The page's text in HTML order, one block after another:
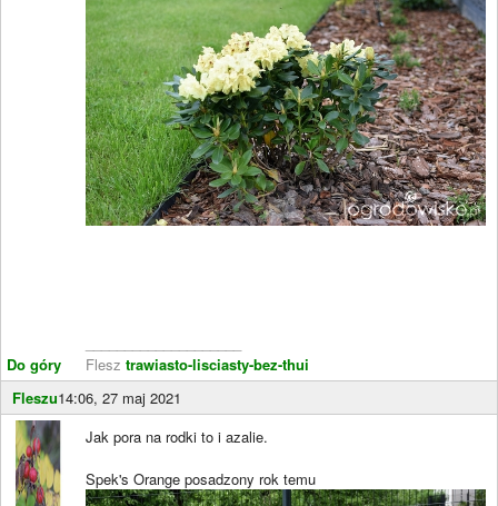
Do góry
Flesz trawiasto-lisciasty-bez-thui
Fleszu14:06, 27 maj 2021
Jak pora na rodki to i azalie.
Spek's Orange posadzony rok temu